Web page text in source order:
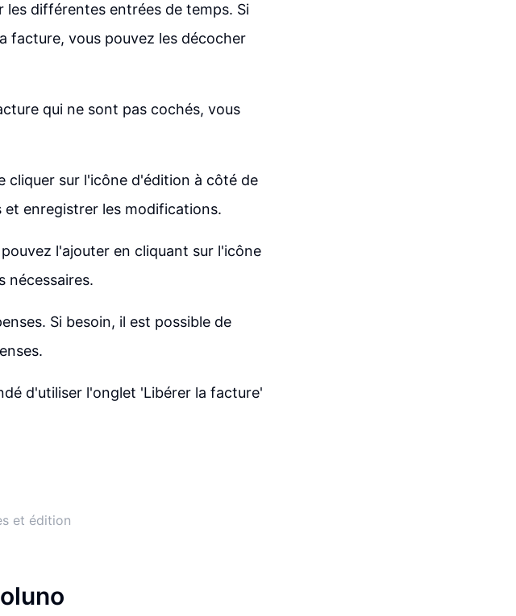
les différentes entrées de temps. Si
facture, vous pouvez les décocher
qui ne sont pas cochés, vous
cliquer sur l'icône d'édition à côté de
enregistrer les modifications.
l'ajouter en cliquant sur l'icône
nécessaires.
Si besoin, il est possible de
d'utiliser l'onglet 'Libérer la facture'
et édition